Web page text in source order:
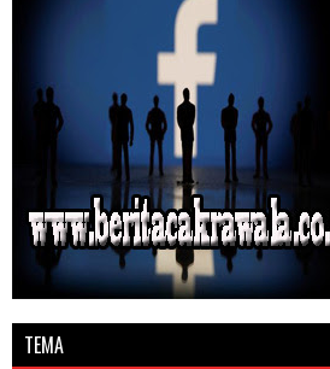
TEMA